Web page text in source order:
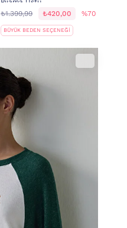
Pijama Üstü
₺1.399,99
₺420,00 %70
BÜYÜK BEDEN SEÇENEĞİ